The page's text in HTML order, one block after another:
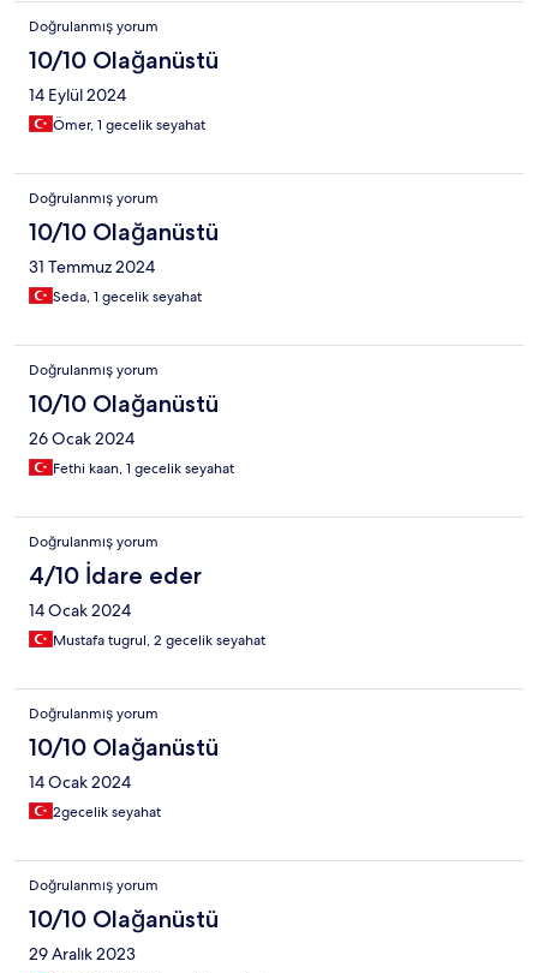
Doğrulanmış yorum
10/10 Olağanüstü
14 Eylül 2024
Ömer, 1 gecelik seyahat
Doğrulanmış yorum
10/10 Olağanüstü
31 Temmuz 2024
Seda, 1 gecelik seyahat
Doğrulanmış yorum
10/10 Olağanüstü
26 Ocak 2024
Fethi kaan, 1 gecelik seyahat
Doğrulanmış yorum
4/10 İdare eder
14 Ocak 2024
Mustafa tugrul, 2 gecelik seyahat
Doğrulanmış yorum
10/10 Olağanüstü
14 Ocak 2024
2gecelik seyahat
Doğrulanmış yorum
10/10 Olağanüstü
29 Aralık 2023